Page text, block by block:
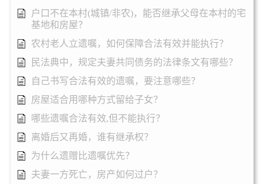
户口不在本村(城镇/非农)，能否继承父母在本村的宅
基地和房屋？
农村老人立遗嘱，如何保障合法有效并能执行？
民法典中，规定夫妻共同债务的法律条文有哪些？
自己书写合法有效的遗嘱，要注意哪些？
房屋适合用哪种方式留给子女？
哪些遗嘱合法有效,但不能执行？
离婚后又再婚，谁有继承权？
为什么遗赠比遗嘱优先？
夫妻一方死亡，房产如何过户？